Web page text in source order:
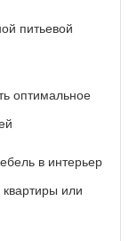
питьевой
оптимальное
в интерьер
или